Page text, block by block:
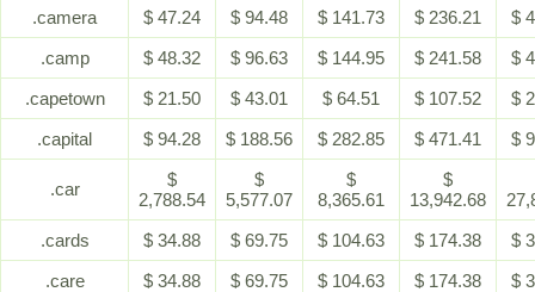
.camera
$ 47.24 $ 94.48 $ 141.73 $ 236.21
$
.camp
$ 48.32 $ 96.63 $ 144.95 $ 241.58
$
.capetown
$ 21.50 $ 43.01 $ 64.51 $ 107.52
$
.capital
$ 94.28 $ 188.56 $ 282.85 $ 471.41 $
.car
$
2,788.54
$
5,577.07
$
8,365.61
$
13,942.68
.cards
$ 34.88 $ 69.75 $ 104.63 $ 174.38
$
.care
$ 34.88 $ 69.75 $ 104.63 $ 174.38 $